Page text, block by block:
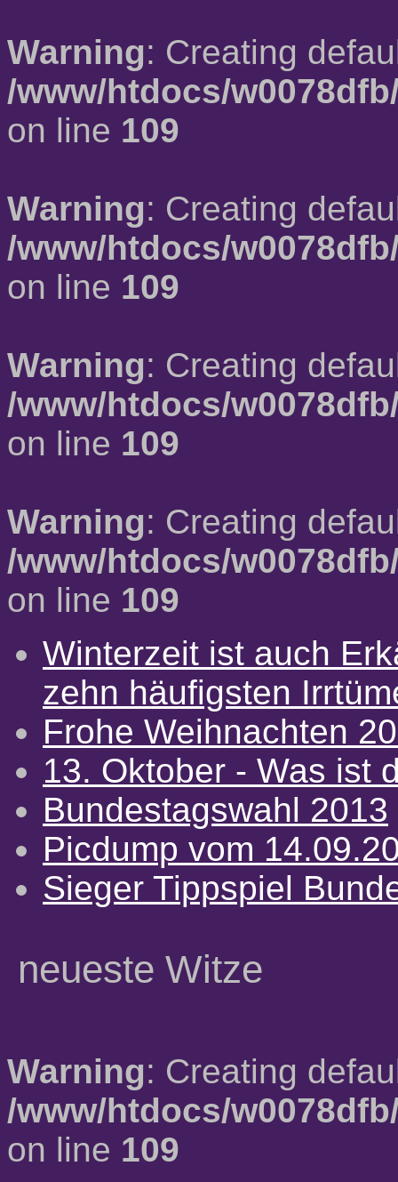
Warning: Creating
/www/htdocs/
on line 109
Warning: Creating
/www/htdocs/
on line 109
Warning: Creating
/www/htdocs/
on line 109
Warning: Creating
/www/htdocs/
on line 109
Winterzeit ist auch
zehn häufigsten
Frohe Weihnachten
13. Oktober - Was ist
Bundestagswahl 2013
Picdump vom
Sieger Tippspiel
neueste Witze
Warning: Creating
/www/htdocs/
on line 109